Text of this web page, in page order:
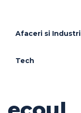
Afaceri si
Tech